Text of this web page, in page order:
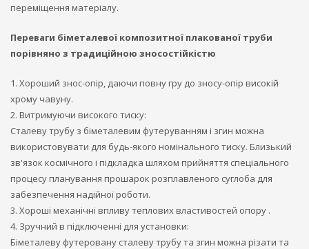
переміщення матеріалу.
Переваги біметалевої композитної плакованої труби
порівняно з традиційною зносостійкістю
1. Хороший знос-опір, даючи повну гру до зносу-опір високій
хрому чавуну.
2. Витримуючи високого тиску:
Сталеву трубу з біметалевим футеруванням і згин можна
використовувати для будь-якого номінального тиску. Близький
зв'язок космічного і підкладка шляхом прийняття спеціального
процесу планування прошарок розплавленого суглоба для
забезпечення надійної роботи.
3. Хороші механічні впливу теплових властивостей опору .
4. Зручний в підключенні для установки:
Біметалеву футеровану сталеву трубу та згин можна різати та